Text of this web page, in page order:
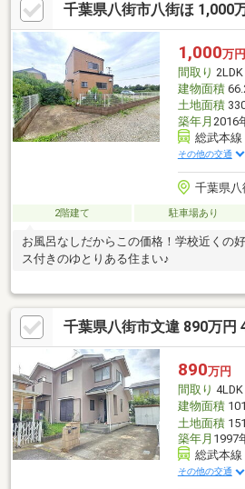
千葉県八街市八街ほ 1,000
1,000万円
間取り 2LDK
建物面積
土地面積
築年月 2016
総武本線
その他の交通
千葉県八
2階建て 駐車場あり
お風呂なしだからこの価格！学校近くの
ス付きのゆとりある住まい♪
千葉県八街市文違 890万円
890万円
間取り 4LDK
建物面積
土地面積
築年月 1997
総武本線
その他の交通